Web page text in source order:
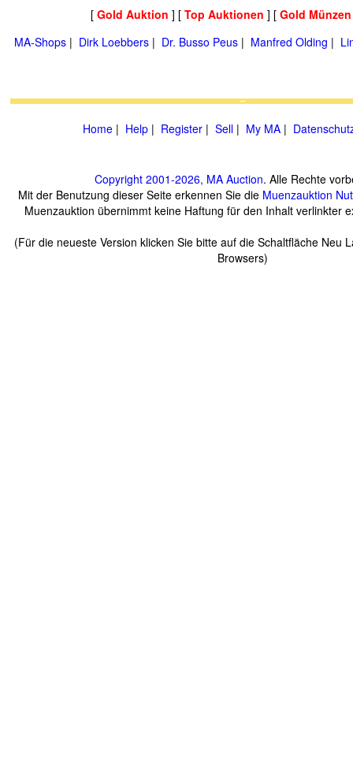
[ Gold Auktion ] [ Top Auktionen ] [ Gold
MA-Shops | Dirk Loebbers | Dr. Busso Peus | Manfred Olding |
Home | Help | Register | Sell | My MA |
Copyright 2001-2026, MA Auction. Alle Rechte
Mit der Benutzung dieser Seite erkennen Sie die Muenzauktion
Muenzauktion übernimmt keine Haftung für den Inhalt verlinkter
(Für die neueste Version klicken Sie bitte auf die Schaltfläche Neu
Browsers)